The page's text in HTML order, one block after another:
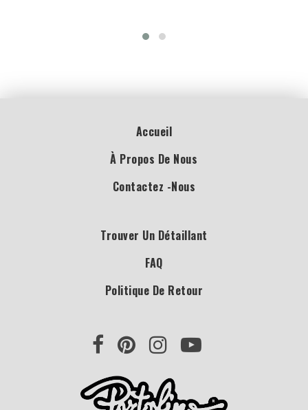
Accueil
À Propos De Nous
Contactez -nous
Trouver Un Détaillant
FAQ
Politique De Retour